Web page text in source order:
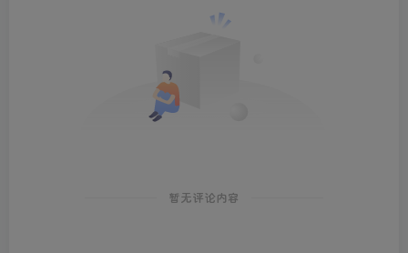
暂无评论内容